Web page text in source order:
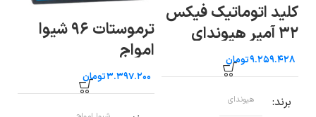
کلید اتوماتیک فیکس
۳۲ آمپر هیوندای
تومان
برند هیوندای
ترموستات ۹۶ شیوا
امواج
تومان